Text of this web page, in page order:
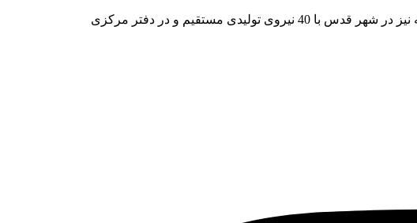
این شرکت یکی از قطب های تولید لباس کار در ایران بوده و یک شعبه نیز در کشور عمان استان مسقط و آدرس کارخانه نیز در شهر قدس با 40 نیروی تولیدی مستقیم و در دفتر مرکزی